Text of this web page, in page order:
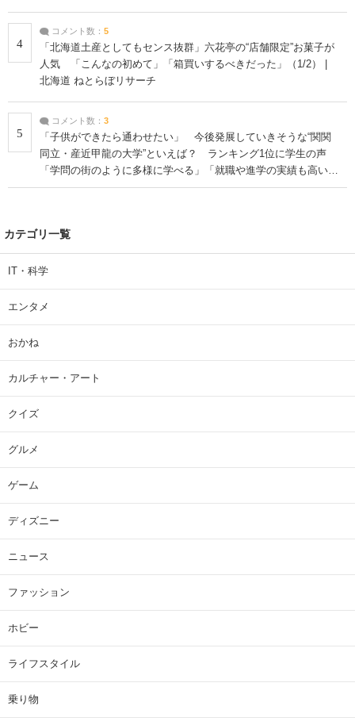
4
コメント数： 5
「北海道土産としてもセンス抜群」六花亭の“店舗限定”お菓子が
人気 「こんなの初めて」「箱買いするべきだった」（1/2） |
北海道 ねとらぼリサーチ
5
コメント数： 3
「子供ができたら通わせたい」 今後発展していきそうな“関関
同立・産近甲龍の大学”といえば？ ランキング1位に学生の声
「学問の街のように多様に学べる」「就職や進学の実績も高い」
| 大学 ねとらぼリサーチ
カテゴリ一覧
IT・科学
エンタメ
おかね
カルチャー・アート
クイズ
グルメ
ゲーム
ディズニー
ニュース
ファッション
ホビー
ライフスタイル
乗り物